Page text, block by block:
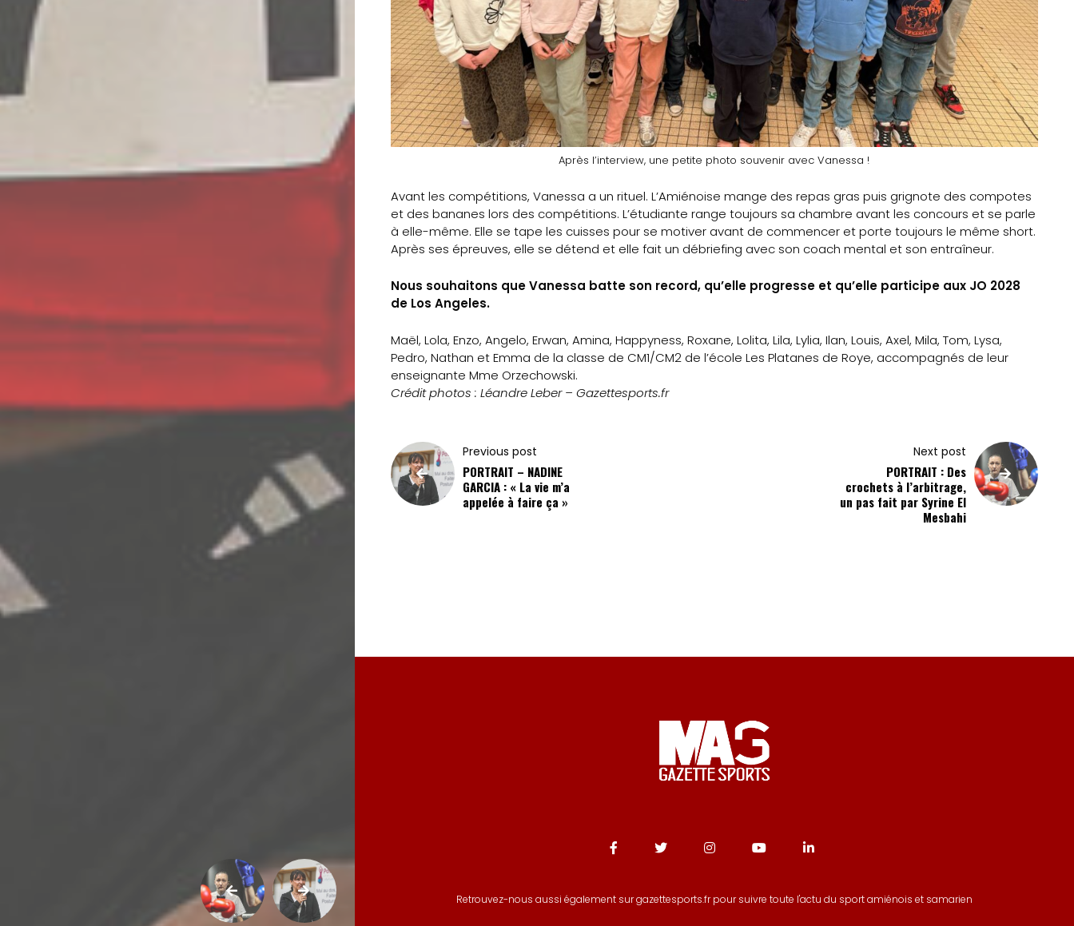
Contact
Search
Après l’interview, une petite photo souvenir avec Vanessa !
Avant les compétitions, Vanessa a un rituel. L’Amiénoise mange des repas gras puis grignote des compotes
et des bananes lors des compétitions. L’étudiante range toujours sa chambre avant les concours et se parle
à elle-même. Elle se tape les cuisses pour se motiver avant de commencer et porte toujours le même short.
Après ses épreuves, elle se détend et elle fait un débriefing avec son coach mental et son entraîneur.
Nous souhaitons que Vanessa batte son record, qu’elle progresse et qu’elle participe aux JO 2028
de Los Angeles.
Maël, Lola, Enzo, Angelo, Erwan, Amina, Happyness, Roxane, Lolita, Lila, Lylia, Ilan, Louis, Axel, Mila, Tom, Lysa,
Pedro, Nathan et Emma de la classe de CM1/CM2 de l’école Les Platanes de Roye, accompagnés de leur
enseignante Mme Orzechowski.
Crédit photos : Léandre Leber – Gazettesports.fr
Previous post
PORTRAIT – NADINE
GARCIA : « La vie m’a
appelée à faire ça »
Next post
PORTRAIT : Des
crochets à l’arbitrage,
un pas fait par Syrine El
Mesbahi
Retrouvez-nous aussi également sur gazettesports.fr pour suivre toute l'actu du sport amiénois et samarien